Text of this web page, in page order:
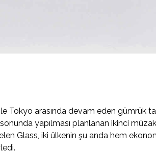
Tokyo arasında devam eden gümrük
yapılması planlanan ikinci
Glass, iki ülkenin şu anda hem